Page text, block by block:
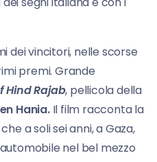
dei vincitori, nelle scorse
premi. Grande
Hind Rajab, pellicola della
Hania.Il film racconta la
a soli sei anni, a Gaza,
nel bel mezzo